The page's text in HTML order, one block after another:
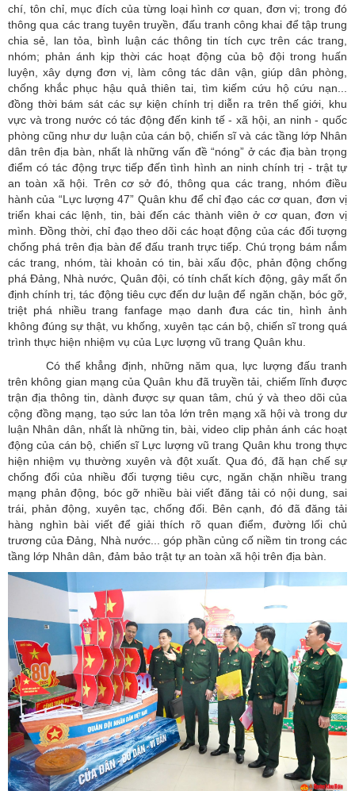
chí, tôn chỉ, mục đích của từng loại hình cơ quan, đơn vị; trong đó
thông qua các trang tuyên truyền, đấu tranh công khai để tập trung
chia sẻ, lan tỏa, bình luận các thông tin tích cực trên các trang,
nhóm; phản ánh kịp thời các hoạt động của bộ đội trong huấn
luyện, xây dựng đơn vị, làm công tác dân vận, giúp dân phòng,
chống khắc phục hậu quả thiên tai, tìm kiếm cứu hộ cứu nạn...
đồng thời bám sát các sự kiện chính trị diễn ra trên thế giới, khu
vực và trong nước có tác động đến kinh tế - xã hội, an ninh - quốc
phòng cũng như dư luận của cán bộ, chiến sĩ và các tầng lớp Nhân
dân trên địa bàn, nhất là những vấn đề “nóng” ở các địa bàn trọng
điểm có tác động trực tiếp đến tình hình an ninh chính trị - trật tự
an toàn xã hội. Trên cơ sở đó, thông qua các trang, nhóm điều
hành của “Lực lượng 47” Quân khu để chỉ đạo các cơ quan, đơn vị
triển khai các lệnh, tin, bài đến các thành viên ở cơ quan, đơn vị
mình. Đồng thời, chỉ đạo theo dõi các hoạt động của các đối tượng
chống phá trên địa bàn để đấu tranh trực tiếp. Chú trọng bám nắm
các trang, nhóm, tài khoản có tin, bài xấu độc, phản động chống
phá Đảng, Nhà nước, Quân đội, có tính chất kích động, gây mất ổn
định chính trị, tác động tiêu cực đến dư luận để ngăn chặn, bóc gỡ,
triệt phá nhiều trang fanfage mạo danh đưa các tin, hình ảnh
không đúng sự thật, vu khống, xuyên tạc cán bộ, chiến sĩ trong quá
trình thực hiện nhiệm vụ của Lực lượng vũ trang Quân khu.
Có thể khẳng định, những năm qua, lực lượng đấu tranh
trên không gian mạng của Quân khu đã truyền tải, chiếm lĩnh được
trận địa thông tin, dành được sự quan tâm, chú ý và theo dõi của
cộng đồng mạng, tạo sức lan tỏa lớn trên mạng xã hội và trong dư
luận Nhân dân, nhất là những tin, bài, video clip phản ánh các hoạt
động của cán bộ, chiến sĩ Lực lượng vũ trang Quân khu trong thực
hiện nhiệm vụ thường xuyên và đột xuất. Qua đó, đã hạn chế sự
chống đối của nhiều đối tượng tiêu cực, ngăn chặn nhiều trang
mạng phản động, bóc gỡ nhiều bài viết đăng tải có nội dung, sai
trái, phản động, xuyên tạc, chống đối. Bên cạnh, đó đã đăng tải
hàng nghìn bài viết để giải thích rõ quan điểm, đường lối chủ
trương của Đảng, Nhà nước... góp phần củng cố niềm tin trong các
tầng lớp Nhân dân, đảm bảo trật tự an toàn xã hội trên địa bàn.